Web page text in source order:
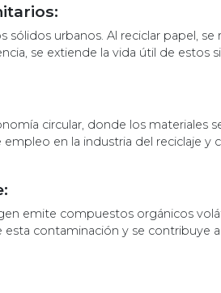
urbanos. Al reciclar papel, se
se extiende la vida útil de estos
circular, donde los materiales
en la industria del reciclaje y
emite compuestos orgánicos
contaminación y se contribuye